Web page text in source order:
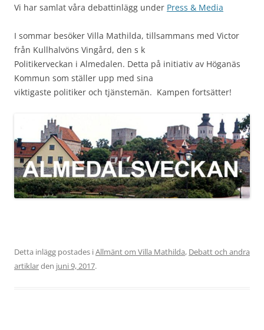
Vi har samlat våra debattinlägg under Press & Media
I sommar besöker Villa Mathilda, tillsammans med Victor
från Kullhalvöns Vingård, den s k
Politikerveckan i Almedalen. Detta på initiativ av Höganäs
Kommun som ställer upp med sina
viktigaste politiker och tjänstemän. Kampen fortsätter!
Detta inlägg postades iAllmänt om Villa Mathilda, Debatt och andra
artiklarden juni 9, 2017.